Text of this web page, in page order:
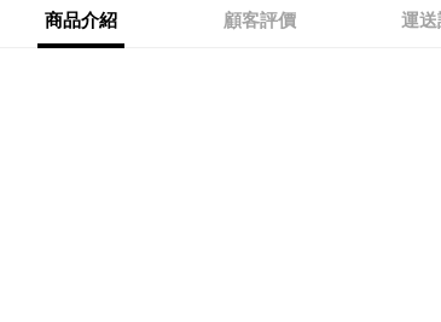
商品介紹 顧客評價 運